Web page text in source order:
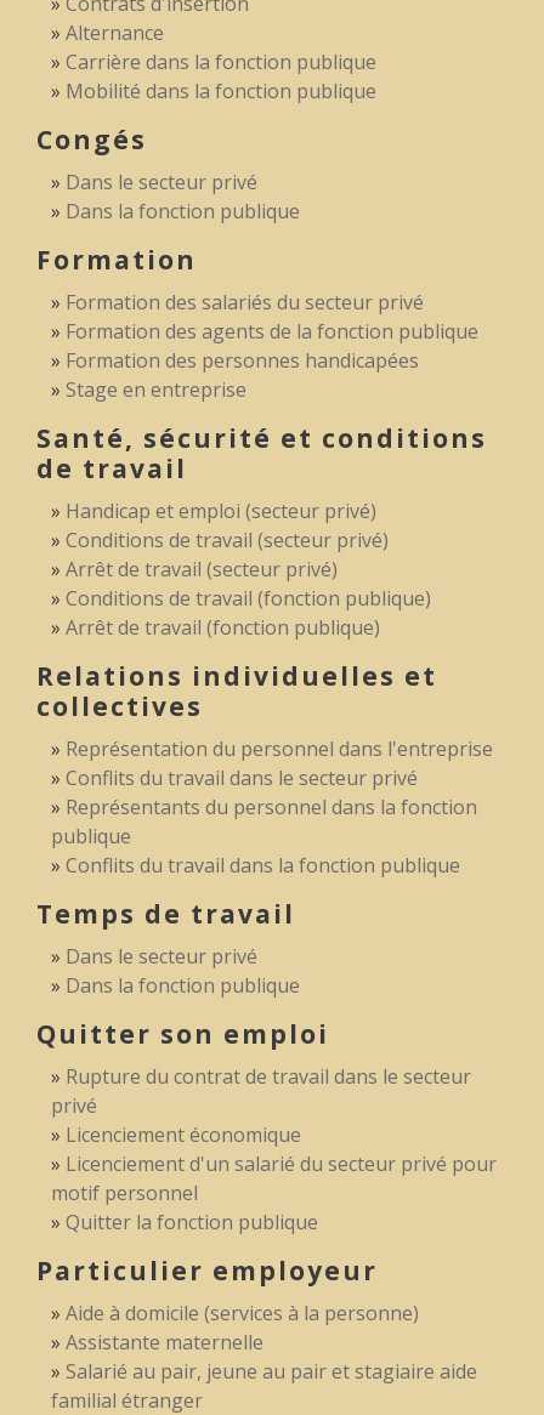
Alternance
Carrière dans la fonction publique
Mobilité dans la fonction publique
Congés
Dans le secteur privé
Dans la fonction publique
Formation
Formation des salariés du secteur privé
Formation des agents de la fonction publique
Formation des personnes handicapées
Stage en entreprise
Santé, sécurité et conditions
de travail
Handicap et emploi (secteur privé)
Conditions de travail (secteur privé)
Arrêt de travail (secteur privé)
Conditions de travail (fonction publique)
Arrêt de travail (fonction publique)
Relations individuelles et
collectives
Représentation du personnel dans l'entreprise
Conflits du travail dans le secteur privé
Représentants du personnel dans la fonction
publique
Conflits du travail dans la fonction publique
Temps de travail
Dans le secteur privé
Dans la fonction publique
Quitter son emploi
Rupture du contrat de travail dans le secteur
privé
Licenciement économique
Licenciement d'un salarié du secteur privé pour
motif personnel
Quitter la fonction publique
Particulier employeur
Aide à domicile (services à la personne)
Assistante maternelle
Salarié au pair, jeune au pair et stagiaire aide
familial étranger